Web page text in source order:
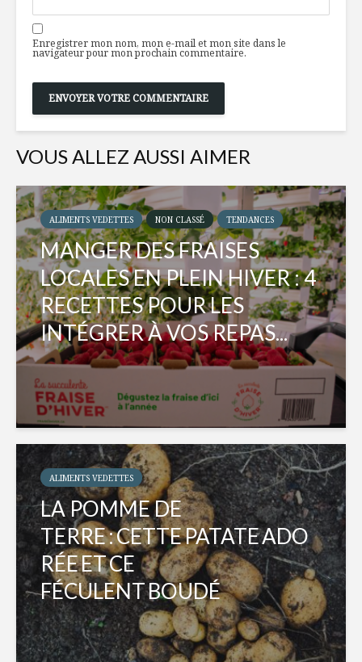
Enregistrer mon nom, mon e-mail et mon site dans le
navigateur pour mon prochain commentaire.
VOUS ALLEZ AUSSI AIMER
ALIMENTS VEDETTES NON CLASSÉ TENDANCES
MANGER DES FRAISES
LOCALES EN PLEIN HIVER : 4
RECETTES POUR LES
INTÉGRER À VOS REPAS...
ALIMENTS VEDETTES
LA POMME DE
TERRE : CETTE PATATE ADO
RÉE ET CE
FÉCULENT BOUDÉ